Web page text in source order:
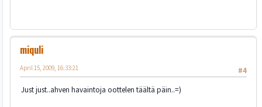
miquli
#4
April 15, 2009, 16:33:21
Just just..ahven havaintoja oottelen täältä päin..=)